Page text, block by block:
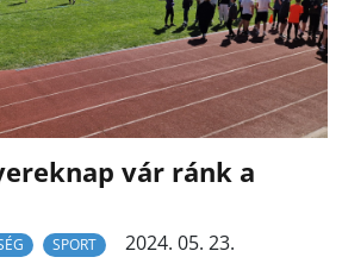
vár ránk a
SPORT
2024. 05. 23.